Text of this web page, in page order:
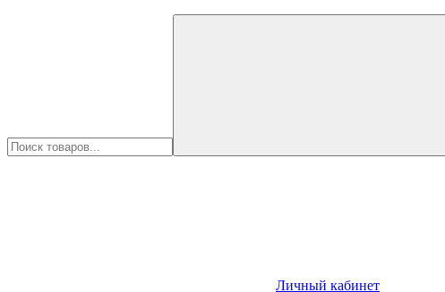
Личный кабинет